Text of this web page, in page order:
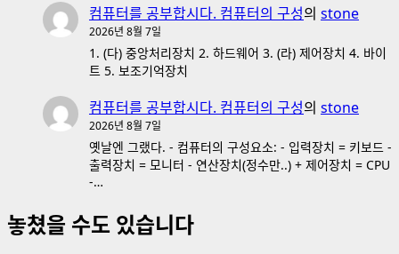
컴퓨터를 공부합시다. 컴퓨터의 구성의 stone
2026년 8월 7일
1. (다) 중앙처리장치 2. 하드웨어 3. (라) 제어장치 4. 바이
트 5. 보조기억장치
컴퓨터를 공부합시다. 컴퓨터의 구성의 stone
2026년 8월 7일
옛날엔 그랬다. - 컴퓨터의 구성요소: - 입력장치 = 키보드 -
출력장치 = 모니터 - 연산장치(정수만..) + 제어장치 = CPU
-…
놓쳤을 수도 있습니다